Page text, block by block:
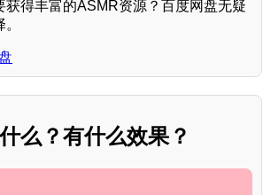
获得丰富的ASMR资源？百度网盘无疑
么？有什么效果？